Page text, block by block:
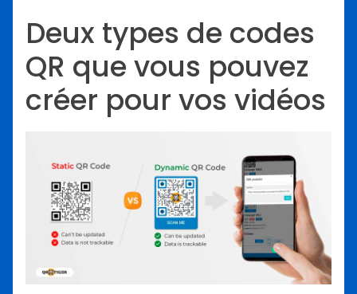
Deux types de codes
QR que vous pouvez
créer pour vos vidéos